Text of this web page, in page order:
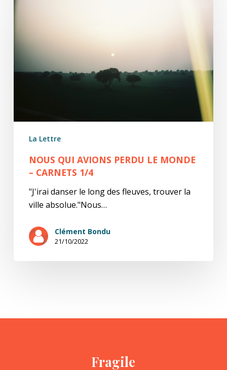
le
monde
–
La Lettre
NOUS QUI AVIONS PERDU LE MONDE
– CARNETS 1/4
"J'irai danser le long des fleuves, trouver la
ville absolue."Nous…
Clément Bondu
21/10/2022
Fragile